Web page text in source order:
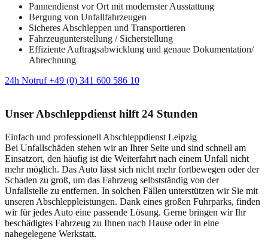
Pannendienst vor Ort mit modernster Ausstattung
Bergung von Unfallfahrzeugen
Sicheres Abschleppen und Transportieren
Fahrzeugunterstellung / Sicherstellung
Effiziente Auftragsabwicklung und genaue Dokumentation/
Abrechnung
24h Notruf +49 (0) 341 600 586 10
Unser Abschleppdienst hilft 24 Stunden
Einfach und professionell Abschleppdienst Leipzig
Bei Unfallschäden stehen wir an Ihrer Seite und sind schnell am
Einsatzort, den häufig ist die Weiterfahrt nach einem Unfall nicht
mehr möglich. Das Auto lässt sich nicht mehr fortbewegen oder der
Schaden zu groß, um das Fahrzeug selbstständig von der
Unfallstelle zu entfernen. In solchen Fällen unterstützen wir Sie mit
unseren Abschleppleistungen. Dank eines großen Fuhrparks, finden
wir für jedes Auto eine passende Lösung. Gerne bringen wir Ihr
beschädigtes Fahrzeug zu Ihnen nach Hause oder in eine
nahegelegene Werkstatt.